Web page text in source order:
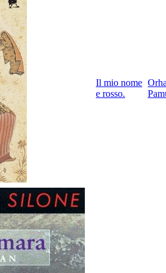
Il mio nome
e rosso.